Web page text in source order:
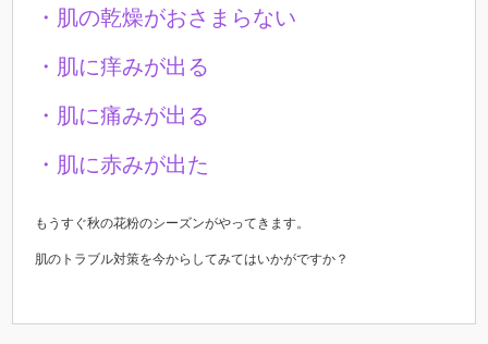
・肌の乾燥がおさまらない
・肌に痒みが出る
・肌に痛みが出る
・肌に赤みが出た
もうすぐ秋の花粉のシーズンがやってきます。
肌のトラブル対策を今からしてみてはいかがですか？